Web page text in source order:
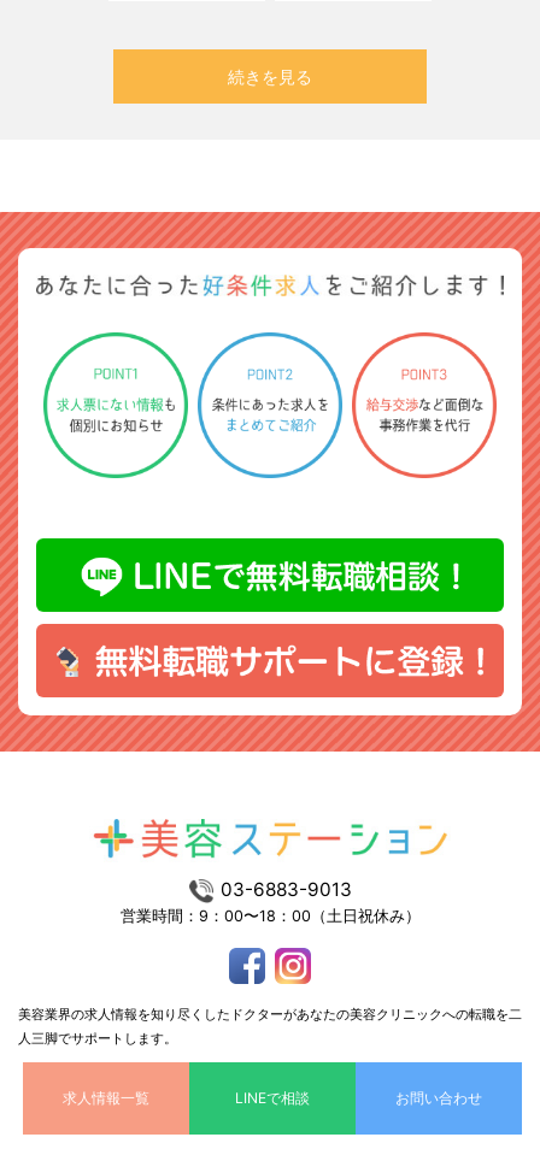
続きを見る
03-6883-9013
営業時間：9：00〜18：00（土日祝休み）
美容業界の求人情報を知り尽くしたドクターがあなたの美容クリニックへの転職を二
人三脚でサポートします。
求人情報一覧 LINEで相談 お問い合わせ